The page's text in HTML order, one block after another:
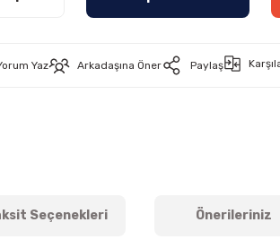
Yaz Arkadaşına Öner Paylaş
Seçenekleri Önerileriniz